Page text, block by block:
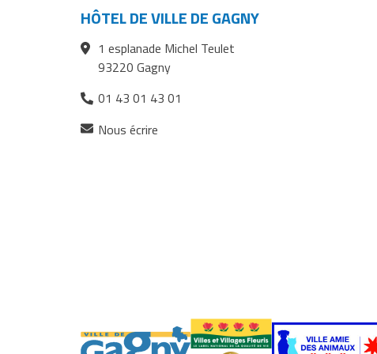
FacebookTwitter
HÔTEL DE VILLE DE GAGNY
1 esplanade Michel Teulet
93220 Gagny
01 43 01 43 01
Nous écrire